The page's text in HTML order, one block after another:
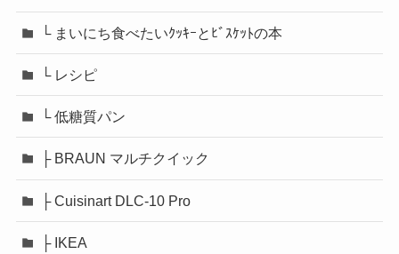
└ まいにち食べたいｸｯｷｰとﾋﾞｽｹｯﾄの本
└ レシピ
└ 低糖質パン
├ BRAUN マルチクイック
├ Cuisinart DLC-10 Pro
├ IKEA